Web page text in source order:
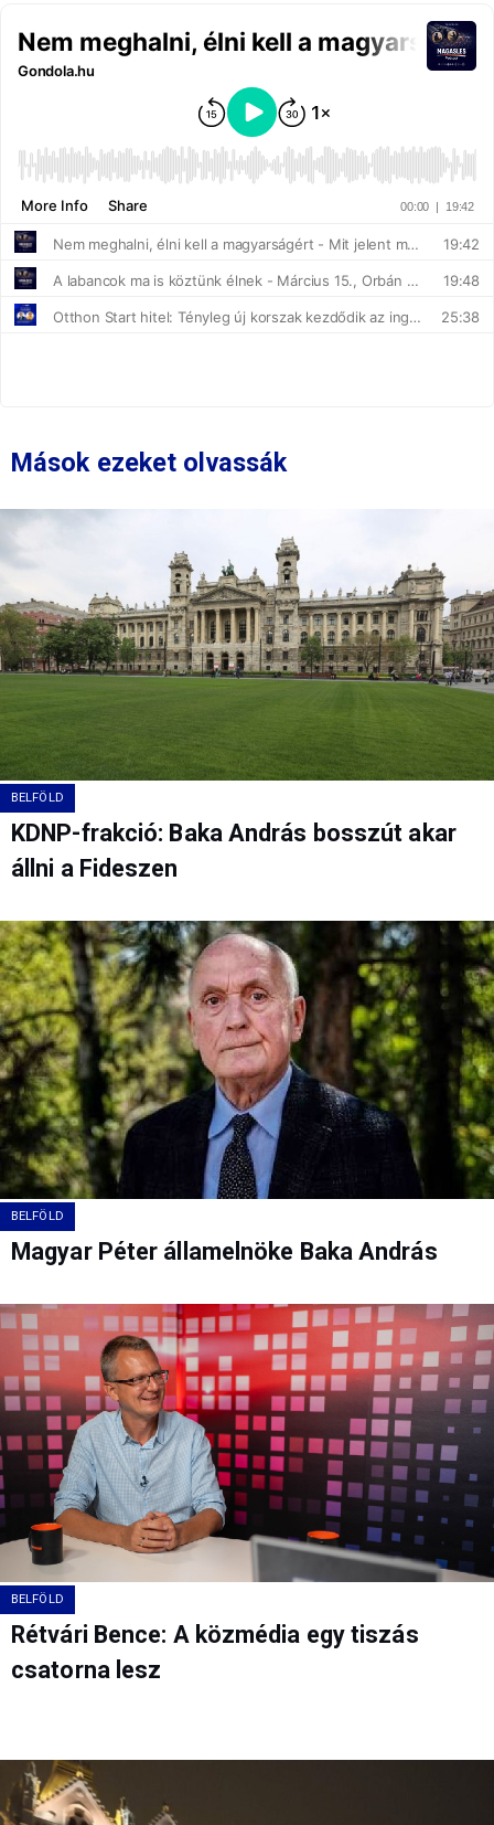
Mások ezeket olvassák
BELFÖLD
KDNP-frakció: Baka András bosszút akar
állni a Fideszen
BELFÖLD
Magyar Péter államelnöke Baka András
BELFÖLD
Rétvári Bence: A közmédia egy tiszás
csatorna lesz